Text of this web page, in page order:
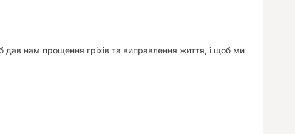
нам прощення гріхів та виправлення життя, і щоб ми